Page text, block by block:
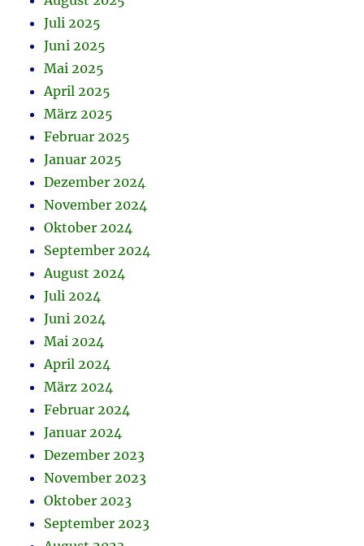
Juli 2025
Juni 2025
Mai 2025
April 2025
März 2025
Februar 2025
Januar 2025
Dezember 2024
November 2024
Oktober 2024
September 2024
August 2024
Juli 2024
Juni 2024
Mai 2024
April 2024
März 2024
Februar 2024
Januar 2024
Dezember 2023
November 2023
Oktober 2023
September 2023